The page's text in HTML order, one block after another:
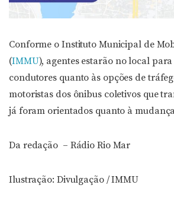
Conforme o Instituto Municipal de
(IMMU), agentes estarão no local
condutores quanto às opções de
motoristas dos ônibus coletivos que
já foram orientados quanto à
Da redação – Rádio Rio Mar
Ilustração: Divulgação / IMMU